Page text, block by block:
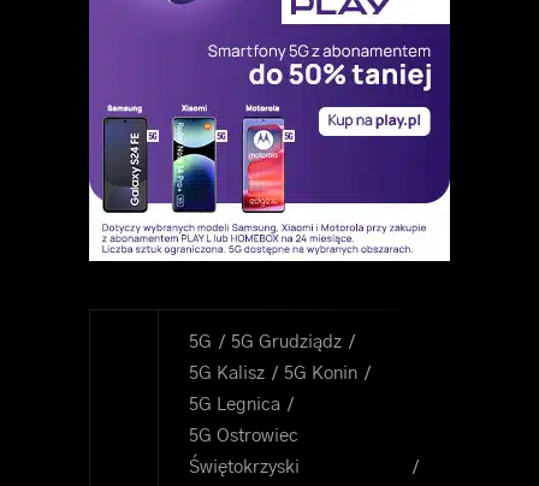
5G
5G Grudziądz
5G Kalisz
5G Konin
5G Legnica
5G Ostrowiec
Świętokrzyski